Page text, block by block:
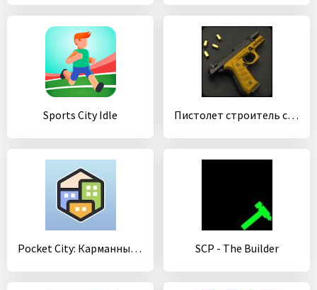
Sports City Idle Пистолет строитель симулятор
Pocket City: Карманный город SCP - The Builder